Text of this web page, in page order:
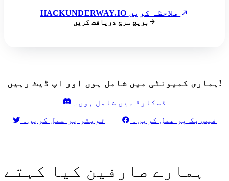
بریچ سرچ دریافت کریں
ہماری کمیونٹی میں شامل ہوں اور اپ ڈیٹ رہیں!
ڈسکارڈ میں شامل ہوں۔
ٹویٹر پر عمل کریں۔
فیس بک پر عمل کریں۔
ہمارے صارفین کیا کہتے